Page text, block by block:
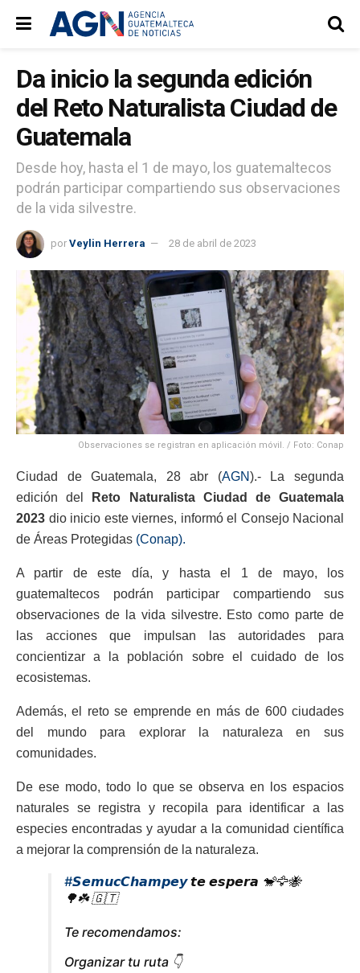
Da inicio la segunda edición
del Reto Naturalista Ciudad de
Guatemala
Desde hoy, hasta el 1 de mayo, los guatemaltecos
podrán participar compartiendo sus observaciones
de la vida silvestre.
por Veylin Herrera 28 de abril de 2023
Observaciones se registran en aplicación móvil. / Foto: Conap
Ciudad de Guatemala, 28 abr (AGN).- La segunda
edición del
Reto Naturalista Ciudad de Guatemala
2023 dio inicio este viernes, informó el Consejo Nacional
de Áreas Protegidas (Conap).
A partir de este día, y hasta el 1 de mayo, los
guatemaltecos podrán participar compartiendo sus
observaciones de la vida silvestre. Esto como parte de
las acciones que impulsan las autoridades para
concientizar a la población sobre el cuidado de los
ecosistemas.
Además, el reto se emprende en más de 600 ciudades
del mundo para explorar la naturaleza en sus
comunidades.
De ese modo, todo lo que se observa en los espacios
naturales se registra y recopila para identificar a las
especies encontradas y ayudar a la comunidad científica
a mejorar la comprensión de la naturaleza.
#𝙎𝙚𝙢𝙪𝙘𝘾𝙝𝙖𝙢𝙥𝙚𝙮𝙩𝙚 𝙚𝙨𝙥𝙚𝙧𝙖 🐒🦅🐝
🌳☘️ 🇬🇹
Te recomendamos:
Organizar tu ruta 👇